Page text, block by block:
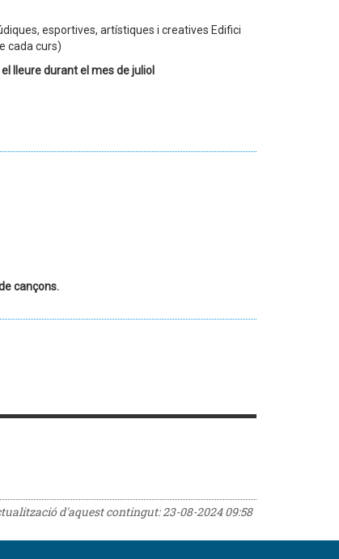
esportives, artístiques i creatives Edifici
cada curs)
lleure durant el mes de juliol
cançons.
d'aquest contingut:23-08-2024 09:58